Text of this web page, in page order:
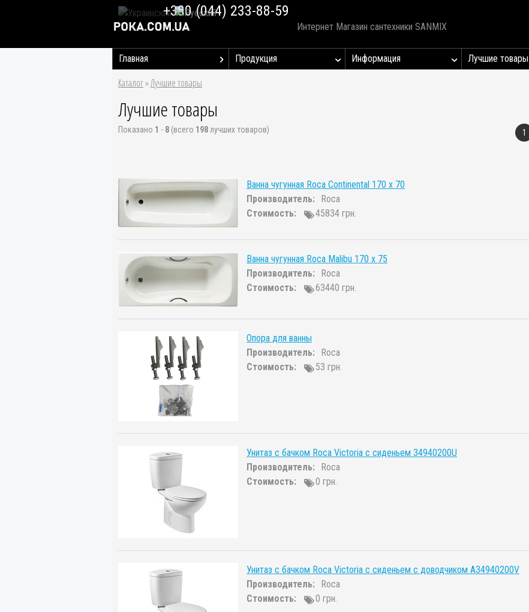
+380 (044) 233-88-59
Интернет Магазин сантехники SANMIX
Главная Продукция Информация Лучшие товары
Каталог»Лучшие товары
Лучшие товары
Показано 1 - 8 (всего 198 лучших товаров) 1
Ванна чугунная Roca Continental 170 x 70
Производитель:
Roca
Стоимость:
45834 грн.
Ванна чугунная Roca Malibu 170 x 75
Производитель:
Roca
Стоимость:
63440 грн.
Опора для ванны
Производитель:
Roca
Стоимость:
53 грн.
Унитаз с бачком Roca Victoria с сиденьем 34940200U
Производитель:
Roca
Стоимость:
0 грн.
Унитаз с бачком Roca Victoria с сиденьем с доводчиком A34940200V
Производитель:
Roca
Стоимость:
0 грн.